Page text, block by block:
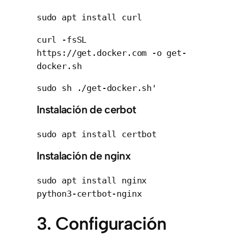
sudo apt install curl
curl -fsSL
https://get.docker.com -o get-
docker.sh
sudo sh ./get-docker.sh'
Instalación de cerbot
sudo apt install certbot
Instalación de nginx
sudo apt install nginx
python3-certbot-nginx
3. Configuración